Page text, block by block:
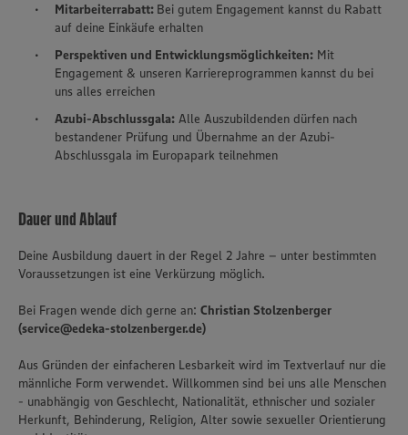
Mitarbeiterrabatt: Bei gutem Engagement kannst du Rabatt
auf deine Einkäufe erhalten
Perspektiven und Entwicklungsmöglichkeiten: Mit
Engagement & unseren Karriereprogrammen kannst du bei
uns alles erreichen
Azubi-Abschlussgala: Alle Auszubildenden dürfen nach
bestandener Prüfung und Übernahme an der Azubi-
Abschlussgala im Europapark teilnehmen
Dauer und Ablauf
Deine Ausbildung dauert in der Regel 2 Jahre – unter bestimmten
Voraussetzungen ist eine Verkürzung möglich.
Bei Fragen wende dich gerne an: Christian Stolzenberger
(service@edeka-stolzenberger.de)
Aus Gründen der einfacheren Lesbarkeit wird im Textverlauf nur die
männliche Form verwendet. Willkommen sind bei uns alle Menschen
- unabhängig von Geschlecht, Nationalität, ethnischer und sozialer
Herkunft, Behinderung, Religion, Alter sowie sexueller Orientierung